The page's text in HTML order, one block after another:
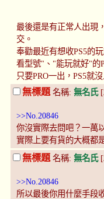
最後還是有正常人出現
交。
奉勸最近有想收PS5的
看型號"、"能玩就好"的
只要PRO一出，PS5就
無標題 名稱: 無名氏
>>No.20846
你沒實際去問吧？一萬
實際上要有貨的大概都
無標題 名稱: 無名氏
>>No.20846
所以最後你用什麼手段